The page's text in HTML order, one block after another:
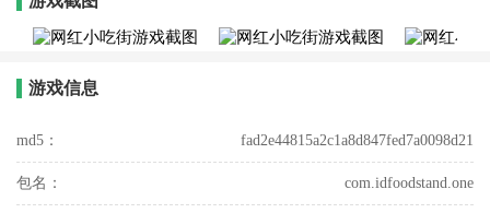
游戏信息
md5： fad2e44815a2c1a8d847fed7a0098d21
包名： com.idfoodstand.one